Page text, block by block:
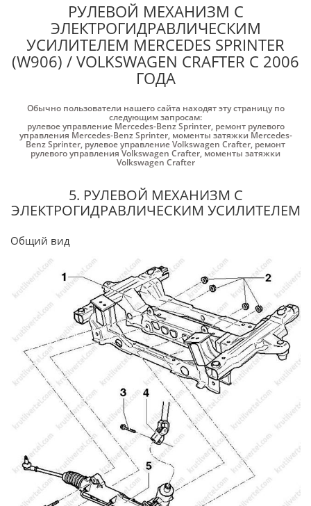
РУЛЕВОЙ МЕХАНИЗМ С
ЭЛЕКТРОГИДРАВЛИЧЕСКИМ
УСИЛИТЕЛЕМ MERCEDES SPRINTER
(W906) / VOLKSWAGEN CRAFTER С 2006
ГОДА
Обычно пользователи нашего сайта находят эту страницу по
следующим запросам:
рулевое управление Mercedes-Benz Sprinter, ремонт рулевого
управления Mercedes-Benz Sprinter, моменты затяжки Mercedes-
Benz Sprinter, рулевое управление Volkswagen Crafter, ремонт
рулевого управления Volkswagen Crafter, моменты затяжки
Volkswagen Crafter
5. РУЛЕВОЙ МЕХАНИЗМ С
ЭЛЕКТРОГИДРАВЛИЧЕСКИМ УСИЛИТЕЛЕМ
Общий вид